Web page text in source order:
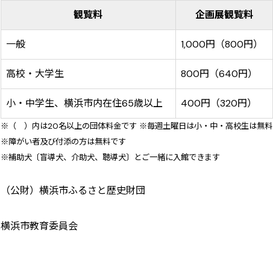
観覧料 企画展観覧料
一般 1,000円（800円）
高校・大学生 800円（640円）
小・中学生、横浜市内在住65歳以上 400円（320円）
※（ ）内は20名以上の団体料金です ※毎週土曜日は小・中・高校生は無料
※障がい者及び付添の方は無料です
※補助犬〔盲導犬、介助犬、聴導犬〕とご一緒に入館できます
（公財）横浜市ふるさと歴史財団
横浜市教育委員会